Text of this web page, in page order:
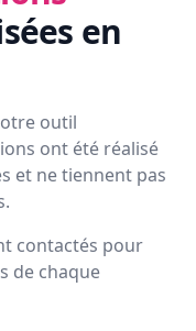
en
outil
ont été réalisé
et ne tiennent pas
contactés pour
de chaque